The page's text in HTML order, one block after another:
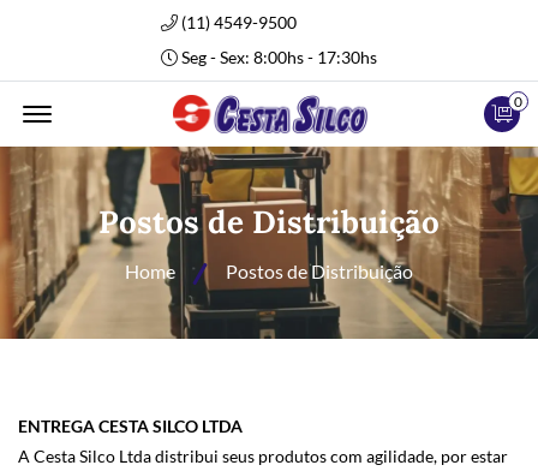
(11) 4549-9500
Seg - Sex: 8:00hs - 17:30hs
Abrir Menu
0
Postos de Distribuição
Home Postos de Distribuição
ENTREGA CESTA SILCO LTDA
A Cesta Silco Ltda distribui seus produtos com agilidade, por estar